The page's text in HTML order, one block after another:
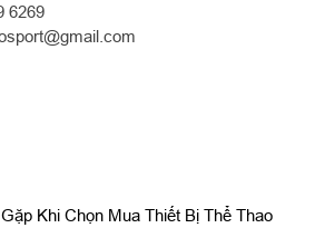
6269
Khi Chọn Mua Thiết Bị Thể Thao